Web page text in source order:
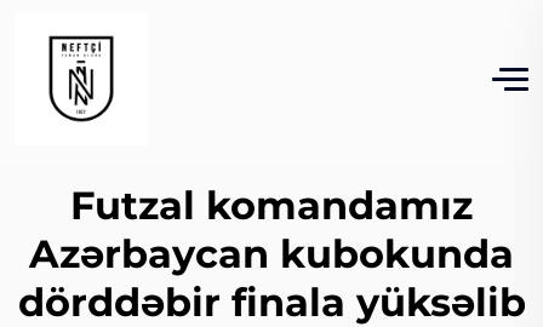
Futzal komandamız
Azərbaycan kubokunda
dörddəbir finala yüksəlib